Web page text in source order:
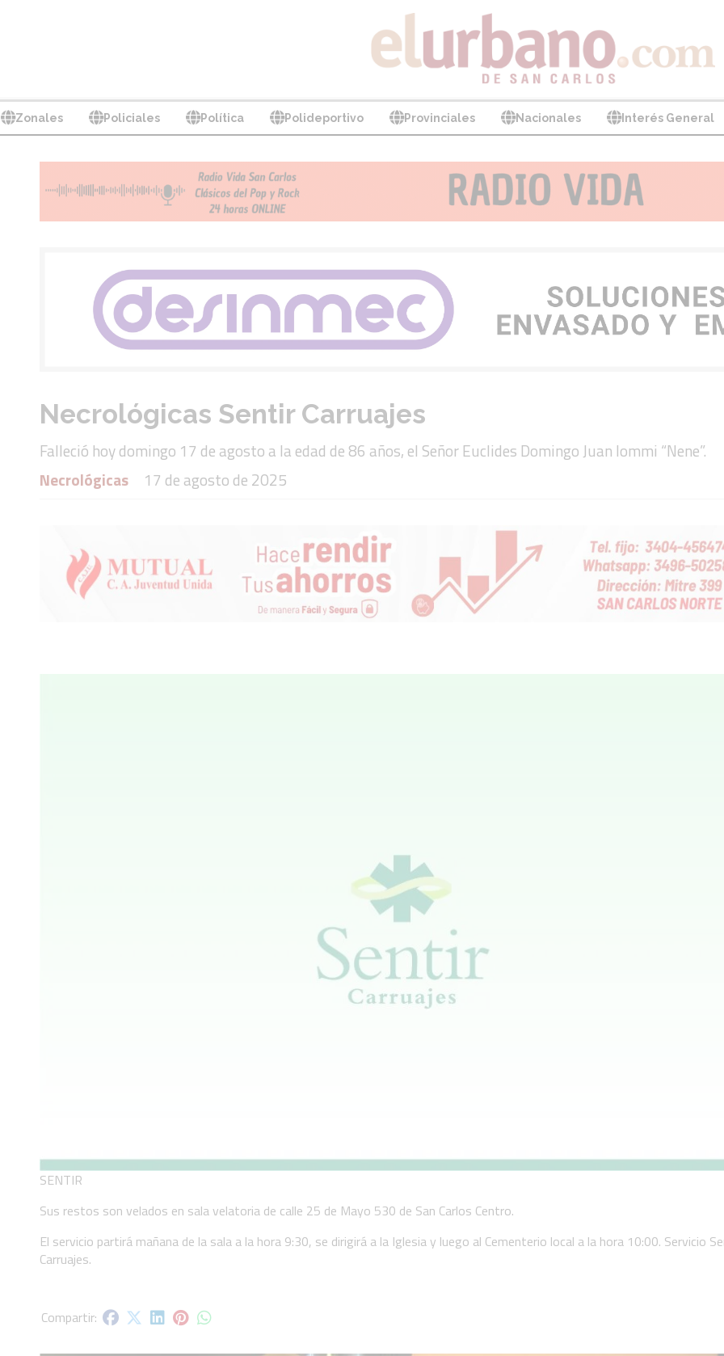
Zonales Policiales Política Polideportivo Provinciales Nacionales Interés General
Necrológicas Sentir Carruajes
Falleció hoy domingo 17 de agosto a la edad de 86 años, el Señor Euclides Domingo Juan Iommi “Nene”.
Necrológicas
17 de agosto de 2025
SENTIR
Sus restos son velados en sala velatoria de calle 25 de Mayo 530 de San Carlos Centro.
El servicio partirá mañana de la sala a la hora 9:30, se dirigirá a la Iglesia y luego al Cementerio local a la hora 10:00. Servicio
Carruajes.